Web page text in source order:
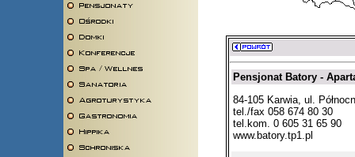
Pensjonat Batory -
84-105 Karwia, ul.
tel./fax 058 674 80 30
tel.kom. 0 605 31 65 90
www.batory.tp1.pl